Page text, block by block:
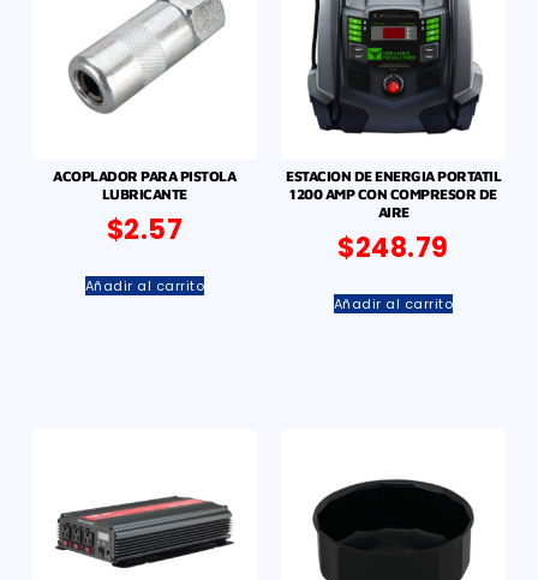
ACOPLADOR PARA PISTOLA
LUBRICANTE
$2.57
Añadir al carrito
ESTACION DE ENERGIA PORTATIL
1200 AMP CON COMPRESOR DE
AIRE
$248.79
Añadir al carrito